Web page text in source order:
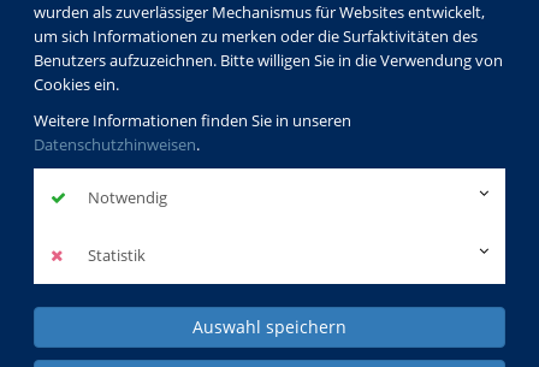
wurden als zuverlässiger Mechanismus für Websites entwickelt,
um sich Informationen zu merken oder die Surfaktivitäten des
Benutzers aufzuzeichnen. Bitte willigen Sie in die Verwendung von
Cookies ein.
Weitere Informationen finden Sie in unseren
Datenschutzhinweisen.
Notwendig
Statistik
Auswahl speichernim Januar
am 05.